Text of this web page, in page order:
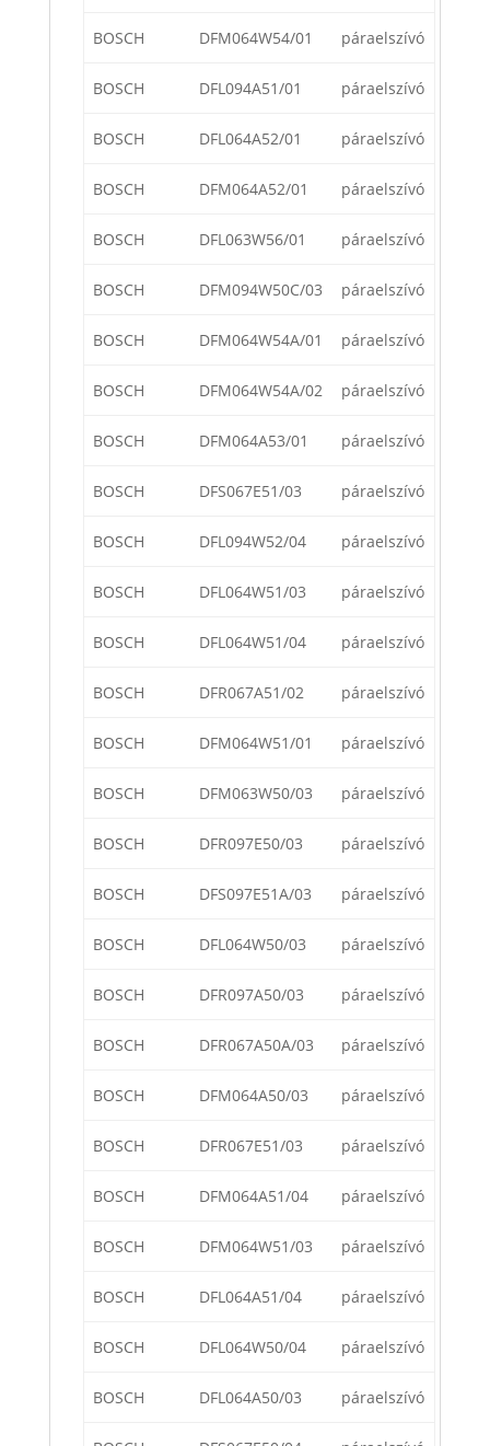
BOSCH DFM064W54/01 páraelszívó
BOSCH DFL094A51/01 páraelszívó
BOSCH DFL064A52/01 páraelszívó
BOSCH DFM064A52/01 páraelszívó
BOSCH DFL063W56/01 páraelszívó
BOSCH DFM094W50C/03 páraelszívó
BOSCH DFM064W54A/01 páraelszívó
BOSCH DFM064W54A/02 páraelszívó
BOSCH DFM064A53/01 páraelszívó
BOSCH DFS067E51/03 páraelszívó
BOSCH DFL094W52/04 páraelszívó
BOSCH DFL064W51/03 páraelszívó
BOSCH DFL064W51/04 páraelszívó
BOSCH DFR067A51/02 páraelszívó
BOSCH DFM064W51/01 páraelszívó
BOSCH DFM063W50/03 páraelszívó
BOSCH DFR097E50/03 páraelszívó
BOSCH DFS097E51A/03 páraelszívó
BOSCH DFL064W50/03 páraelszívó
BOSCH DFR097A50/03 páraelszívó
BOSCH DFR067A50A/03 páraelszívó
BOSCH DFM064A50/03 páraelszívó
BOSCH DFR067E51/03 páraelszívó
BOSCH DFM064A51/04 páraelszívó
BOSCH DFM064W51/03 páraelszívó
BOSCH DFL064A51/04 páraelszívó
BOSCH DFL064W50/04 páraelszívó
BOSCH DFL064A50/03 páraelszívó